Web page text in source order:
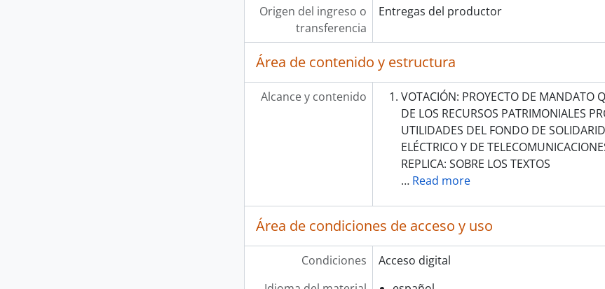
Origen del ingreso o
transferencia
Entregas del productor
Área de contenido y estructura
Alcance y contenido
VOTACIÓN: PROYECTO DE MANDATO
DE LOS RECURSOS PATRIMONIALES
UTILIDADES DEL FONDO DE
ELÉCTRICO Y DE
REPLICA: SOBRE LOS TEXTOS
… Read more
Área de condiciones de acceso y uso
Condiciones
Acceso digital